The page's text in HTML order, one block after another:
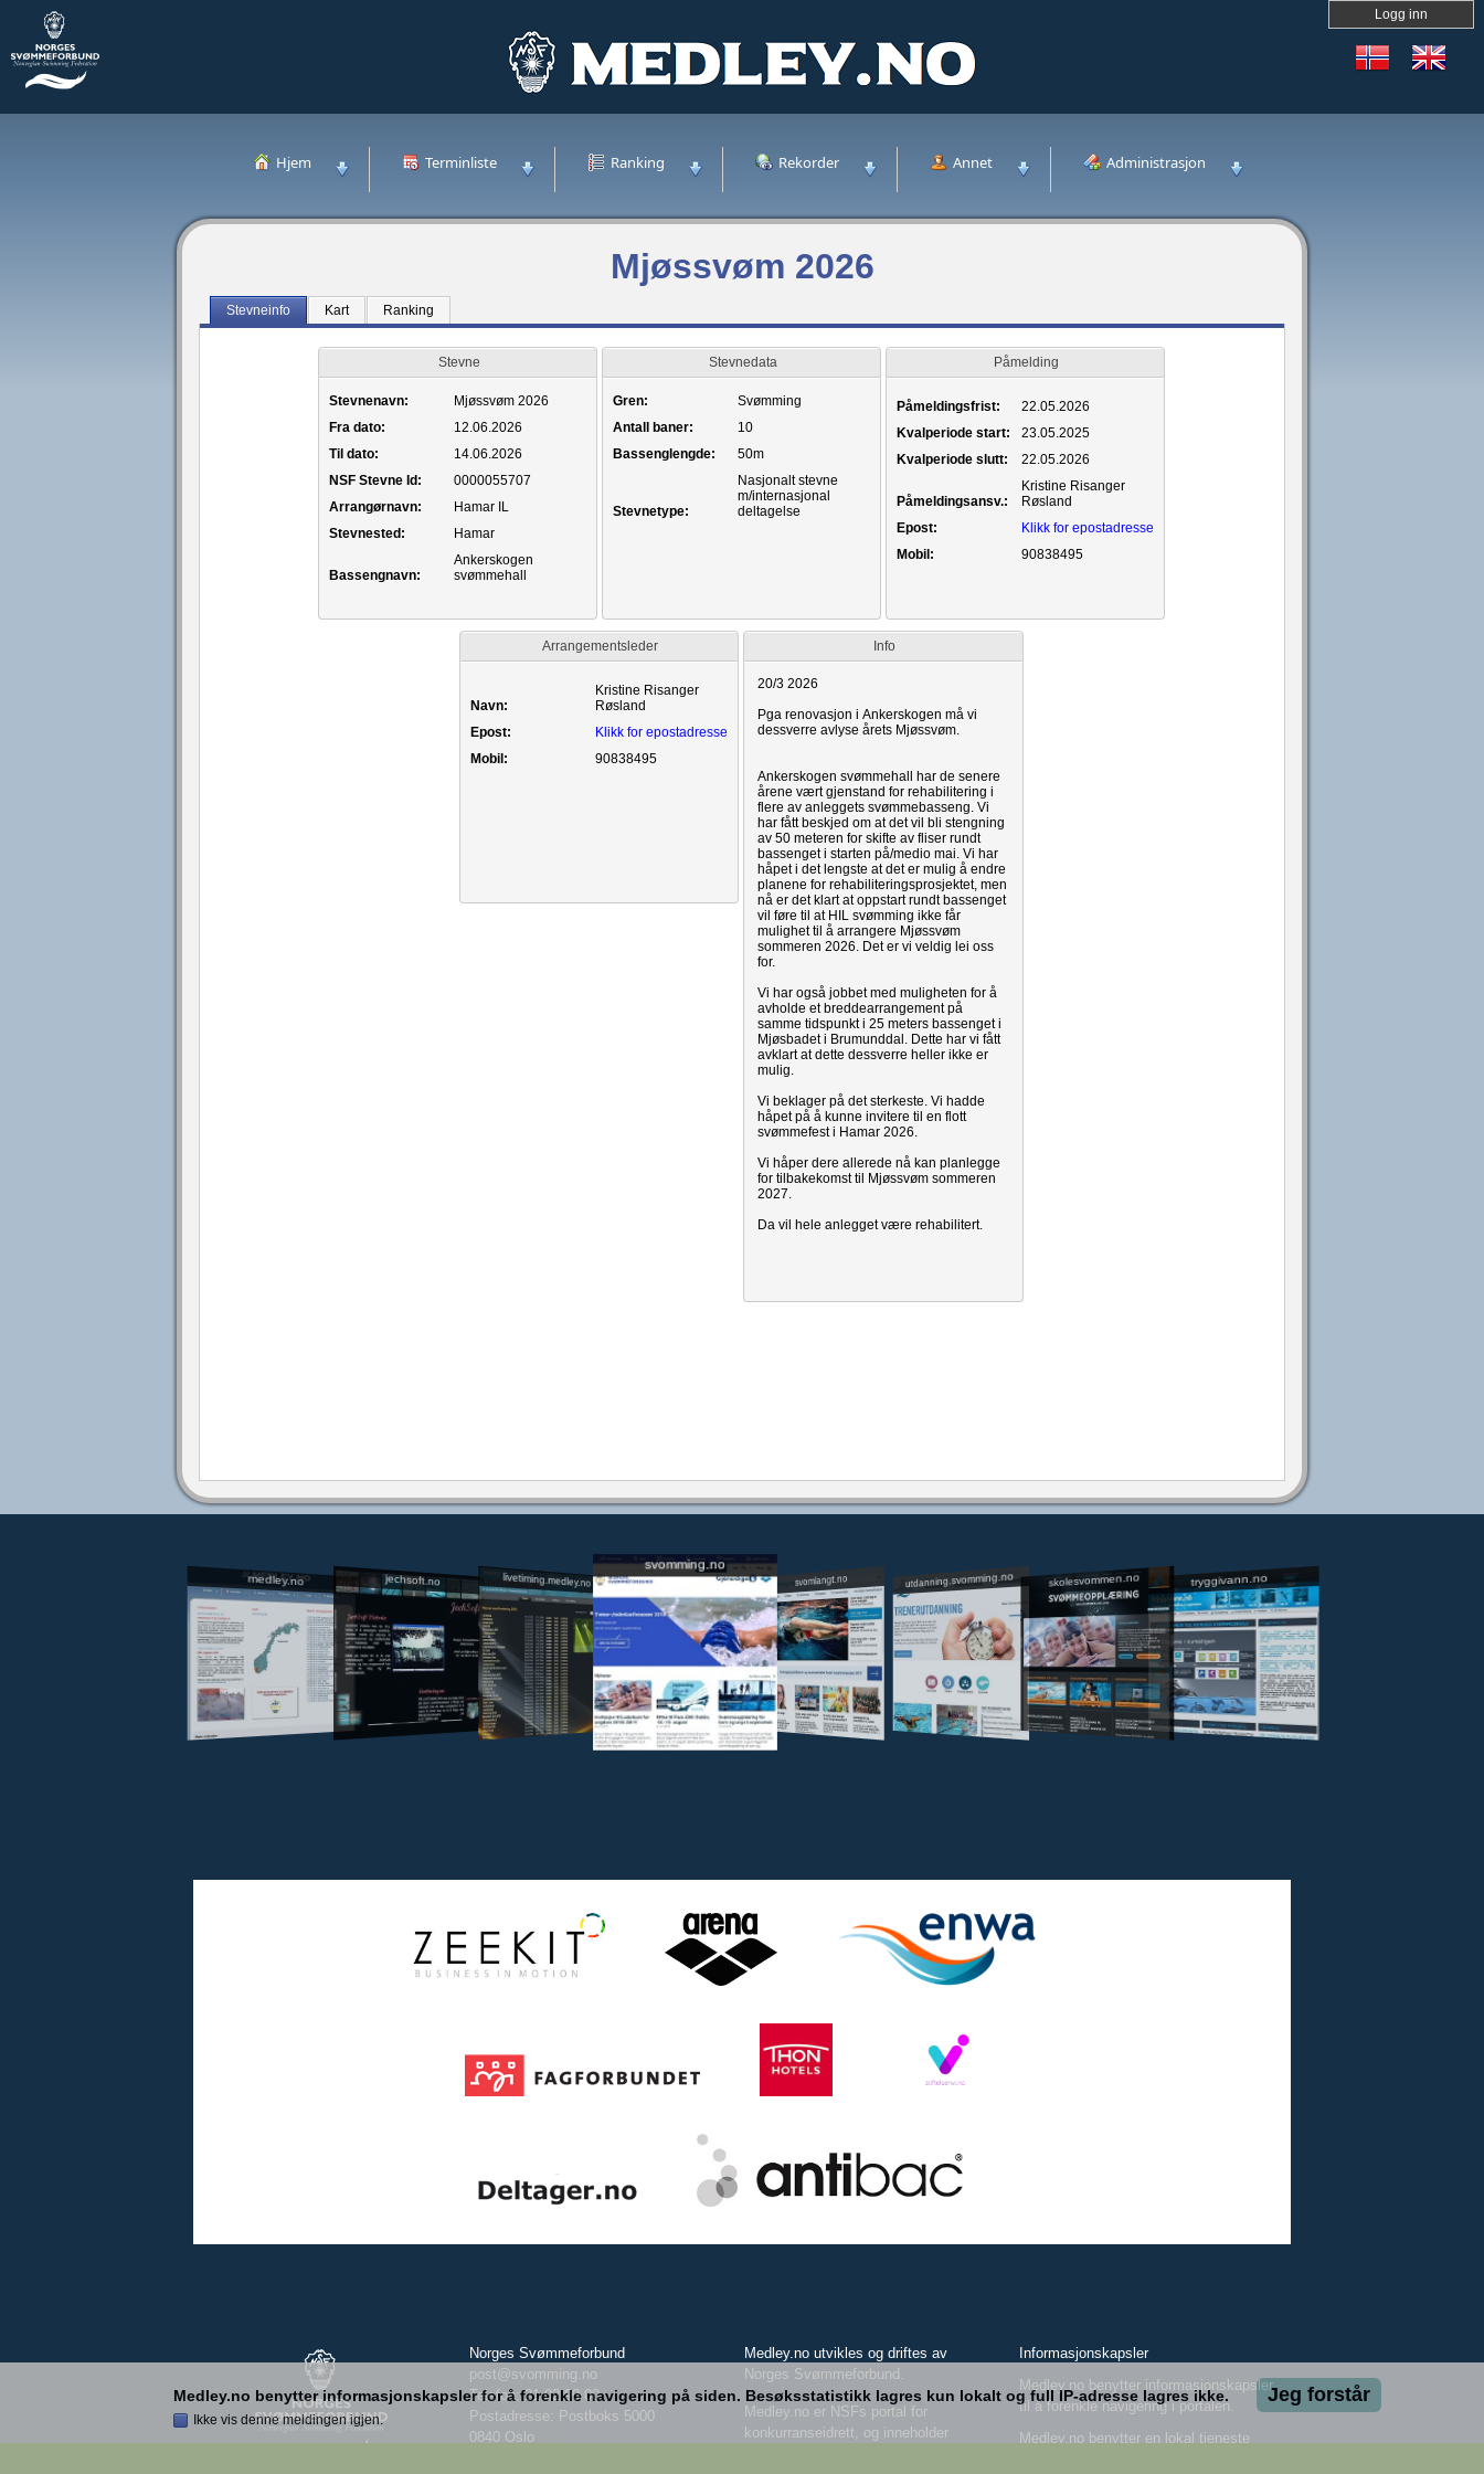
Logg inn
Hjem Terminliste Ranking Rekorder Annet Administrasjon
Mjøssvøm 2026
Stevneinfo Kart Ranking
Stevne
Stevnenavn:
Mjøssvøm 2026
Fra dato:
12.06.2026
Til dato:
14.06.2026
NSF Stevne Id:
0000055707
Arrangørnavn:
Hamar IL
Stevnested:
Hamar
Bassengnavn:
Ankerskogen
svømmehall
Stevnedata
Gren:
Svømming
Antall baner:
10
Bassenglengde:
50m
Stevnetype:
Nasjonalt stevne
m/internasjonal
deltagelse
Påmelding
Påmeldingsfrist:
22.05.2026
Kvalperiode start:
23.05.2025
Kvalperiode slutt:
22.05.2026
Påmeldingsansv.:
Kristine Risanger
Røsland
Epost:
Klikk for epostadresse
Mobil:
90838495
Arrangementsleder
Navn:
Kristine Risanger
Røsland
Epost:
Klikk for epostadresse
Mobil:
90838495
Info
medley.no jechsoft.no livetiming.medley.no
svomming.no
svomlangt.no utdanning.svomming.no skolesvommen.no tryggivann.no
Norges Svømmeforbund
post@svomming.no
Telefon: 21 02 90 00
Postadresse: Postboks 5000
0840 Oslo
Medley.no utvikles og driftes av
Norges Svømmeforbund.
Medley.no er NSFs portal for
konkurranseidrett, og inneholder
Informasjonskapsler
Medley.no benytter informasjonskapsler
til å forenkle navigering i portalen.
Medley.no benytter en lokal tjeneste
Medley.no benytter informasjonskapsler for å forenkle navigering på siden. Besøksstatistikk lagres kun lokalt og full IP-adresse lagres ikke.
Ikke vis denne meldingen igjen.
Jeg forstår